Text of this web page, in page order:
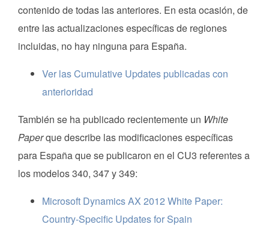
contenido de todas las anteriores. En esta ocasión, de
entre las actualizaciones específicas de regiones
incluidas, no hay ninguna para España.
Ver las Cumulative Updates publicadas con
anterioridad
También se ha publicado recientemente un White
Paperque describe las modificaciones específicas
para España que se publicaron en el CU3 referentes a
los modelos 340, 347 y 349:
Microsoft Dynamics AX 2012 White Paper:
Country-Specific Updates for Spain